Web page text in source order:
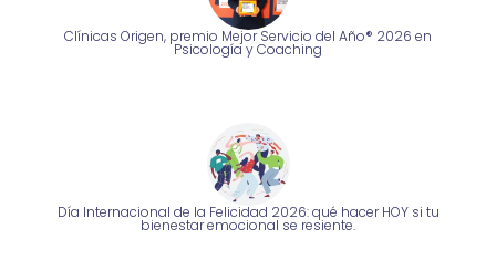
Clínicas Origen, premio Mejor Servicio del Año® 2026 en
Psicología y Coaching
Día Internacional de la Felicidad 2026: qué hacer HOY si tu
bienestar emocional se resiente.